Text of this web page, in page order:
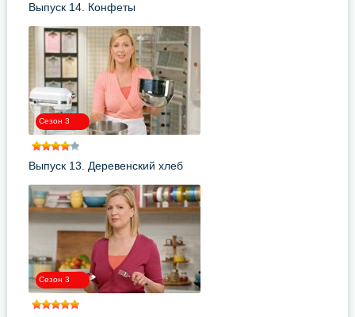
Выпуск 14. Конфеты
Сезон 3
Выпуск 13. Деревенский хлеб
Сезон 3